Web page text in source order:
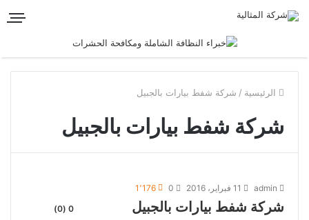
الرئيسية / شركة شفط بيارات بالجبيل
شركة شفط بيارات بالجبيل
11 فبراير، 2016 1٬176
شركة شفط بيارات بالجبيل 0 (0)